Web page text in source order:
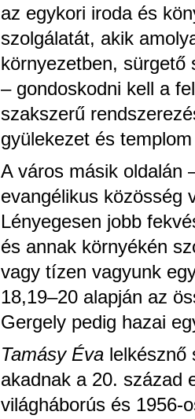
az egykori iroda és
szolgálatát, akik
környezetben,
– gondoskodni kell a
szakszerű
gyülekezet és
A város másik oldalán
evangélikus közösség
Lényegesen jobb
és annak környékén
vagy tízen vagyunk
18,19–20 alapján az
Gergely pedig hazai
Tamásy Éva
akadnak a 20. század
világháborús és 1956-